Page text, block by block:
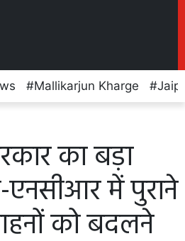
Mallikarjun Kharge
का बड़ा
एनसीआर में पुराने
को बदलने